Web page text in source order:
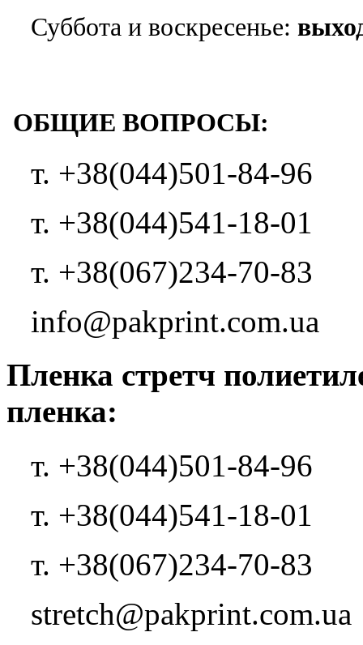
Суббота и воскресенье:
ОБЩИЕ ВОПРОСЫ:
т. +38(044)501-84-96
т. +38(044)541-18-01
т. +38(067)234-70-83
info@pakprint.com.ua
Пленка стретч
пленка:
т. +38(044)501-84-96
т. +38(044)541-18-01
т. +38(067)234-70-83
stretch@pakprint.com.ua